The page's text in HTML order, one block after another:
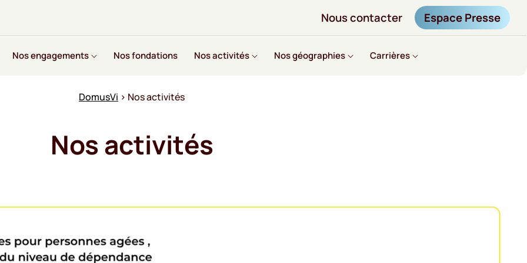
Nous contacter Espace Presse
Nos engagements Nos fondations Nos activités Nos géographies Carrières
DomusVi › Nos activités
Nos activités